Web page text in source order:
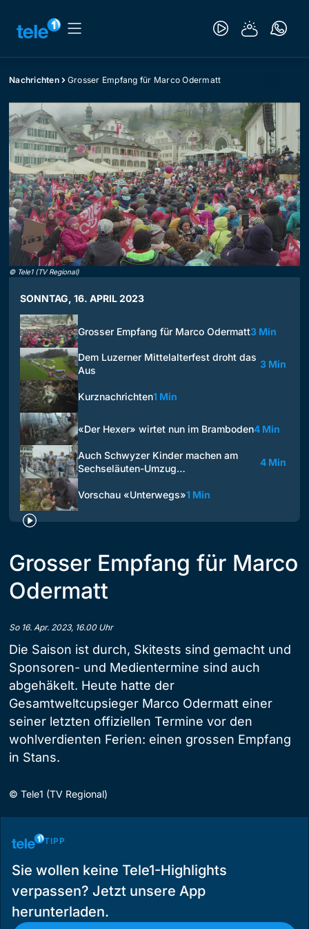
Nachrichten Grosser Empfang für Marco Odermatt
© Tele1 (TV Regional)
SONNTAG, 16. APRIL 2023
Grosser Empfang für Marco Odermatt3 Min
Dem Luzerner Mittelalterfest droht das
Aus
3 Min
Kurznachrichten1 Min
«Der Hexer» wirtet nun im Bramboden4 Min
Auch Schwyzer Kinder machen am
Sechseläuten-Umzug…
4 Min
Vorschau «Unterwegs»1 Min
Grosser Empfang für Marco
Odermatt
So 16. Apr. 2023, 16.00 Uhr
Die Saison ist durch, Skitests sind gemacht und
Sponsoren- und Medientermine sind auch
abgehäkelt. Heute hatte der
Gesamtweltcupsieger Marco Odermatt einer
seiner letzten offiziellen Termine vor den
wohlverdienten Ferien: einen grossen Empfang
in Stans.
© Tele1 (TV Regional)
TIPP
Sie wollen keine Tele1-Highlights
verpassen? Jetzt unsere App
herunterladen.